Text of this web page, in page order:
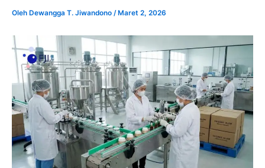
Oleh Dewangga T. Jiwandono /Maret 2, 2026